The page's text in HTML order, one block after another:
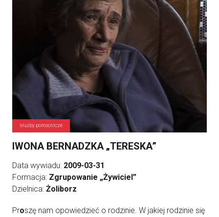
służby pomocnicze
IWONA BERNADZKA „TERESKA”
Data wywiadu: 2009-03-31
Formacja: Zgrupowanie „Żywiciel”
Dzielnica: Żoliborz
Proszę nam opowiedzieć o rodzinie. W jakiej rodzinie się